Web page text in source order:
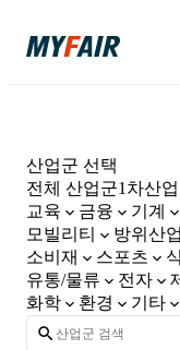
산업군 선택
전체 산업군1차산업
교육
금융 기계
모빌리티
방위산업
소비재
스포츠
유통/물류
전자
화학
환경 기타